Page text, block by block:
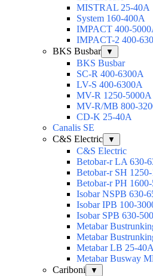
MISTRAL 25-40А
System 160-400А
IMPACT 400-
IMPACT-2 400-
BKS Busbar
▼
BKS Busbar
SC-R 400-6300A
LV-S 400-6300A
MV-R 1250-5000A
MV-R/MB 800-
CD-K 25-40A
Canalis SE
C&S Electric
▼
C&S Electric
Betobar-r LA 630-
Betobar-r SH
Betobar-r PH
Isobar NSPB 630-
Isobar IPB 100-
Isobar SPB 630-
Metabar
Metabar
Metabar LB 25-
Metabar Busway
Cariboni
▼